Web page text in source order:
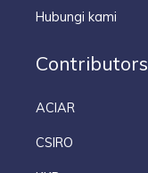
Hubungi kami
Contributors
ACIAR
CSIRO